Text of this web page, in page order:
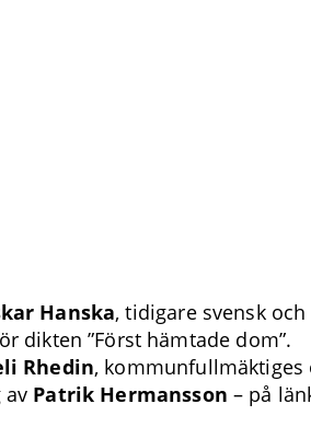
Hanska, tidigare svensk
dikten ”Först hämtade dom”.
Rhedin,
av Patrik Hermansson – på